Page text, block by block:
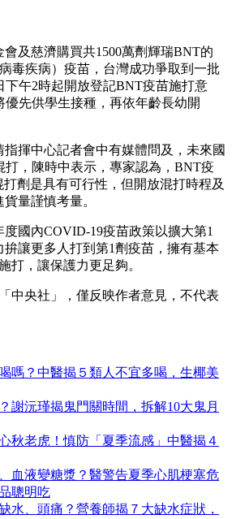
及慈濟購買共1500萬劑輝瑞BNT的
毒疾病）疫苗，台灣成功爭取到一批
下午2時起開放登記BNT疫苗施打意
先供學生接種，再依年齡長幼開
揮中心記者會中有媒體問及，未來國
打，陳時中表示，專家認為，BNT疫
劑是具有可行性，但開放混打時程及
量謹慎考量。
國內COVID-19疫苗政策以擴大第1
讓更多人打到第1劑疫苗，擁有基本
打，讓保護力更足夠。
中央社」，僅反映作者意見，不代表
嗎？中醫揭５類人不宜多喝，生椰美
謝沅瑾揭鬼門關時間，拆解10大鬼月
秋老虎！慎防「夏季流感」中醫揭４
血液變糖漿？醫警告夏季心肌梗塞危
聰明吃
水、頭痛？營養師揭７大缺水症狀，